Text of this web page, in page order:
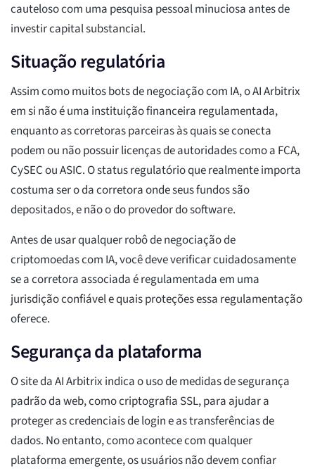
cauteloso com uma pesquisa pessoal minuciosa antes de
investir capital substancial.
Situação regulatória
Assim como muitos bots de negociação com IA, o AI Arbitrix
em si não é uma instituição financeira regulamentada,
enquanto as corretoras parceiras às quais se conecta
podem ou não possuir licenças de autoridades como a FCA,
CySEC ou ASIC. O status regulatório que realmente importa
costuma ser o da corretora onde seus fundos são
depositados, e não o do provedor do software.
Antes de usar qualquer robô de negociação de
criptomoedas com IA, você deve verificar cuidadosamente
se a corretora associada é regulamentada em uma
jurisdição confiável e quais proteções essa regulamentação
oferece.
Segurança da plataforma
O site da AI Arbitrix indica o uso de medidas de segurança
padrão da web, como criptografia SSL, para ajudar a
proteger as credenciais de login e as transferências de
dados. No entanto, como acontece com qualquer
plataforma emergente, os usuários não devem confiar